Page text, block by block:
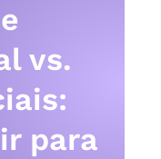
vs.
para